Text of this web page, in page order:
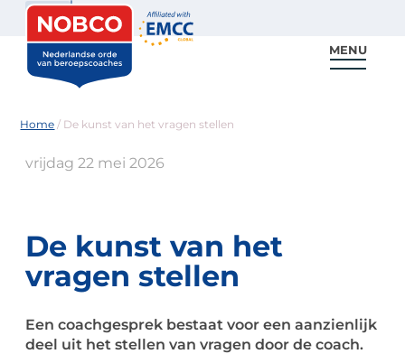
Zoeken
MENU
Home / De kunst van het vragen stellen
vrijdag 22 mei 2026
De kunst van het
vragen stellen
Een coachgesprek bestaat voor een aanzienlijk
deel uit het stellen van vragen door de coach.